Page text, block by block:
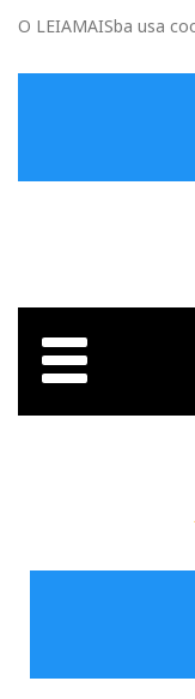
O LEIAMAISba usa